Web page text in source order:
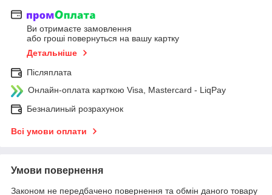
Ви отримаєте замовлення
або гроші повернуться на вашу картку
Детальніше
Післяплата
Онлайн-оплата карткою Visa, Mastercard - LiqPay
Безналиный розрахунок
Всі умови оплати
Умови повернення
Законом не передбачено повернення та обмін даного товару